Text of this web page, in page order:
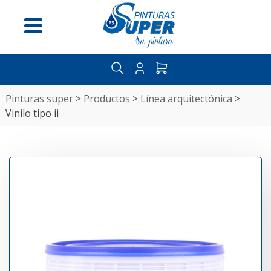
Menú
Distribuidores
Categorías
pinturas super> productos > línea arquitectónica >
vinilo tipo ii